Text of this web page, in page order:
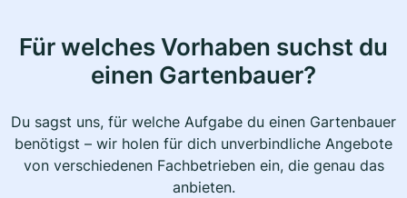
Für welches Vorhaben suchst du
einen Gartenbauer?
Du sagst uns, für welche Aufgabe du einen Gartenbauer
benötigst – wir holen für dich unverbindliche Angebote
von verschiedenen Fachbetrieben ein, die genau das
anbieten.